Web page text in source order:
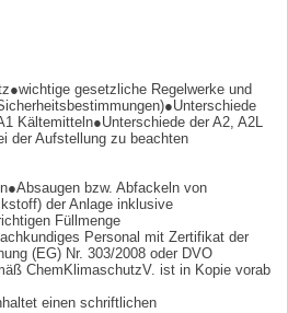
gesetzliche Regelwerke und
Kältemitteln●Unterschiede der A2, A2L
der Aufstellung zu beachten
bzw. Abfackeln von
der Anlage inklusive
Füllmenge
Personal mit Zertifikat der
(EG) Nr. 303/2008 oder DVO
ChemKlimaschutzV. ist in Kopie vorab
einen schriftlichen